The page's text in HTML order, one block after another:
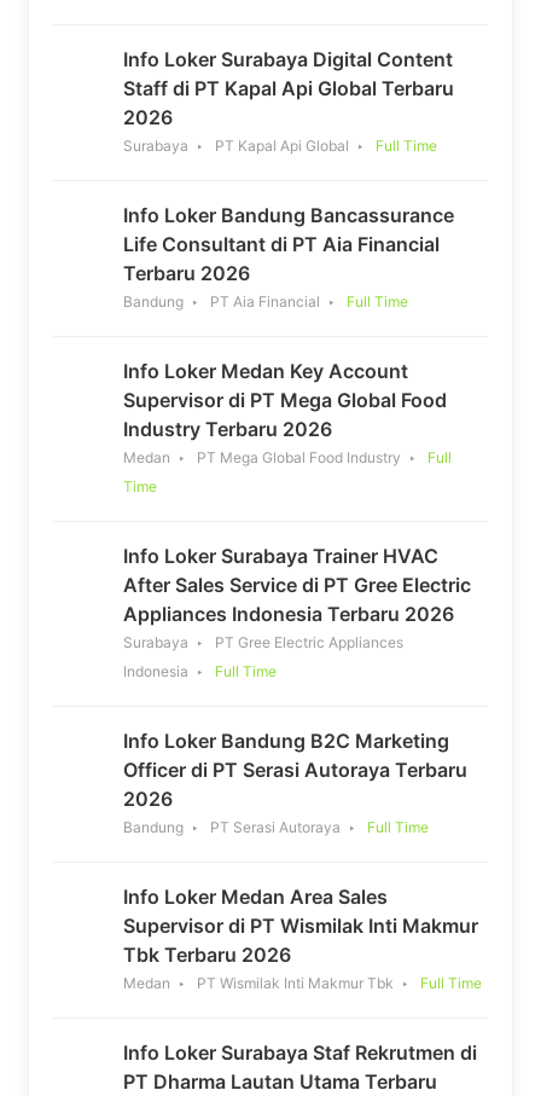
Info Loker Surabaya Digital Content
Staff di PT Kapal Api Global Terbaru
2026
Surabaya PT Kapal Api Global Full Time
Info Loker Bandung Bancassurance
Life Consultant di PT Aia Financial
Terbaru 2026
Bandung PT Aia Financial Full Time
Info Loker Medan Key Account
Supervisor di PT Mega Global Food
Industry Terbaru 2026
Medan PT Mega Global Food Industry
Full
Time
Info Loker Surabaya Trainer HVAC
After Sales Service di PT Gree Electric
Appliances Indonesia Terbaru 2026
Surabaya
PT Gree Electric Appliances
Indonesia
Full Time
Info Loker Bandung B2C Marketing
Officer di PT Serasi Autoraya Terbaru
2026
Bandung PT Serasi Autoraya Full Time
Info Loker Medan Area Sales
Supervisor di PT Wismilak Inti Makmur
Tbk Terbaru 2026
Medan PT Wismilak Inti Makmur Tbk Full Time
Info Loker Surabaya Staf Rekrutmen di
PT Dharma Lautan Utama Terbaru